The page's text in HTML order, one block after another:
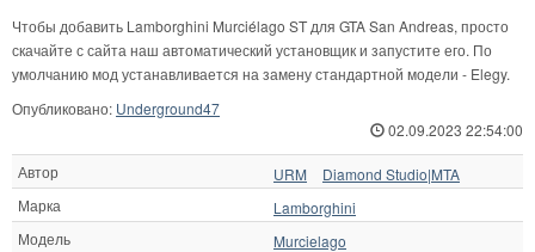
Чтобы добавить Lamborghini Murciélago ST для GTA San Andreas, просто
скачайте с сайта наш автоматический установщик и запустите его. По
умолчанию мод устанавливается на замену стандартной модели - Elegy.
Опубликовано: Underground47
02.09.2023 22:54:00
Автор URM
Diamond Studio|MTA
Марка
Lamborghini
Модель
Murcielago